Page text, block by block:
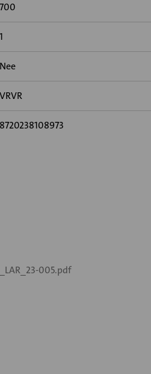
700
1
Nee
VRVR
8720238108973
005.pdf